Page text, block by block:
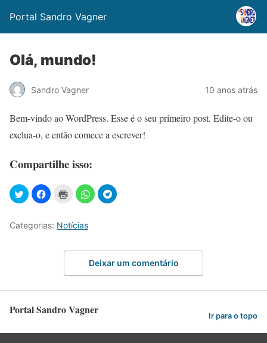
Portal Sandro Vagner
Olá, mundo!
Sandro Vagner 10 anos atrás
Bem-vindo ao WordPress. Esse é o seu primeiro post. Edite-o ou
exclua-o, e então comece a escrever!
Compartilhe isso:
Categorias: Notícias
Deixar um comentário
Portal Sandro Vagner Ir para o topo